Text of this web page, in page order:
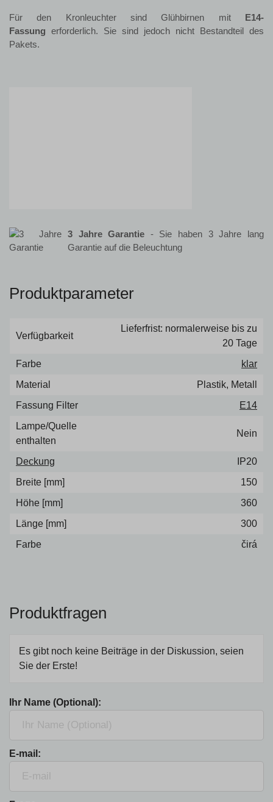
Für den Kronleuchter sind Glühbirnen mit E14-
Fassung erforderlich. Sie sind jedoch nicht Bestandteil des
Pakets.
3 Jahre Garantie - Sie haben 3 Jahre lang
Garantie auf die Beleuchtung
Produktparameter
Verfügbarkeit
Lieferfrist: normalerweise bis zu
20 Tage
Farbe
klar
Material
Plastik, Metall
Fassung Filter
E14
Lampe/Quelle
enthalten
Nein
Deckung
IP20
Breite [mm]
150
Höhe [mm]
360
Länge [mm]
300
Farbe
čirá
Produktfragen
Es gibt noch keine Beiträge in der Diskussion, seien
Sie der Erste!
Ihr Name (Optional):
E-mail: